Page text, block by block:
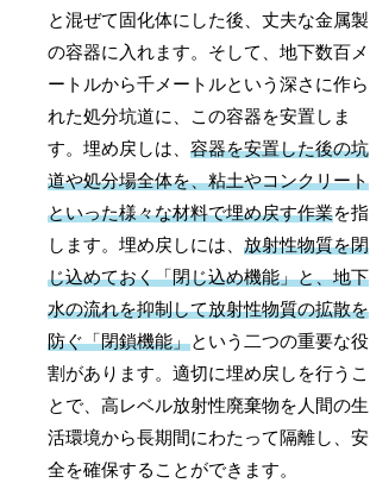
と混ぜて固化体にした後、丈夫な金属製
の容器に入れます。そして、地下数百メ
ートルから千メートルという深さに作ら
れた処分坑道に、この容器を安置しま
す。埋め戻しは、容器を安置した後の坑
道や処分場全体を、粘土やコンクリート
といった様々な材料で埋め戻す作業を指
します。埋め戻しには、放射性物質を閉
じ込めておく「閉じ込め機能」と、地下
水の流れを抑制して放射性物質の拡散を
防ぐ「閉鎖機能」という二つの重要な役
割があります。適切に埋め戻しを行うこ
とで、高レベル放射性廃棄物を人間の生
活環境から長期間にわたって隔離し、安
全を確保することができます。